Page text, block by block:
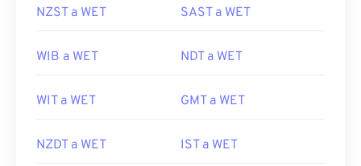
NZST a WET SAST a WET
WIB a WET NDT a WET
WIT a WET GMT a WET
NZDT a WET IST a WET